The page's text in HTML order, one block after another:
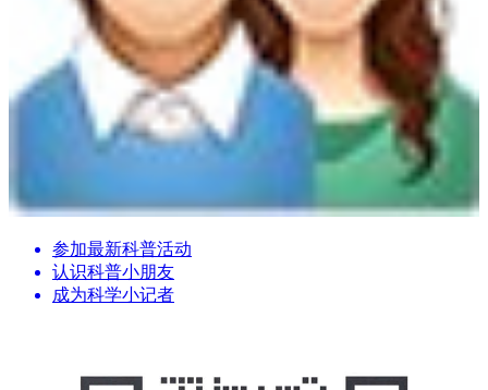
参加最新科普活动
认识科普小朋友
成为科学小记者